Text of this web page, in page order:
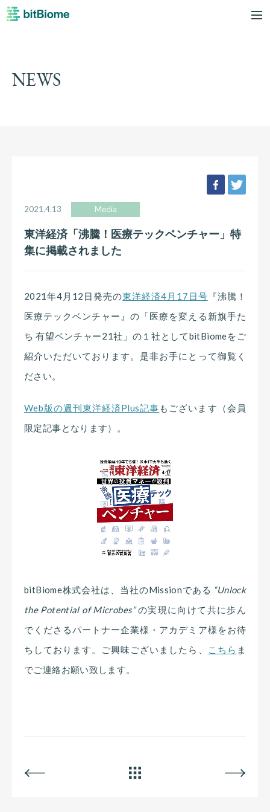
NEWS
facebook
2021.4.13 Media
東洋経済「沸騰！医療テックベンチャー」特
集に掲載されました
2021年4月12日発売の東洋経済4月17日号 『沸騰！
医療テックベンチャー』の「医療を変える新旗手た
ち 有望ベンチャー21社」の１社としてbitBiomeをご
紹介いただいております。是非お手にとって御覧く
ださい。
Web版の週刊東洋経済Plus記事 もございます（会員
限定記事となります）。
bitBiome株式会社は、当社のMissionである “Unlock
the Potential of Microbes”の実現に向けて共に歩ん
でくださるパートナー企業様・アカデミア様をお待
ちしております。ご興味ございましたら、
こちら ま
でご連絡お願い致します。